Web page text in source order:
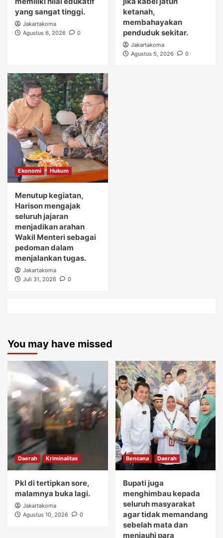
yang sangat tinggi.
Jakartakoma
Agustus 6, 2026
0
ketanah,
membahayakan
penduduk sekitar.
Jakartakoma
Agustus 5, 2026
0
Ekonomi Hukum
Menutup kegiatan,
Harison mengajak
seluruh jajaran
menjadikan arahan
Wakil Menteri sebagai
pedoman dalam
menjalankan tugas.
Jakartakoma
Juli 31, 2026
0
You may have missed
Daerah Kriminalitas
Pkl di tertipkan sore,
malamnya buka lagi.
Jakartakoma
Agustus 10, 2026
0
Bencana Daerah
Bupati juga
menghimbau kepada
seluruh masyarakat
agar tidak memandang
sebelah mata dan
menjauhi para